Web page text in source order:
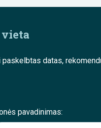
datas,
pavadinimas: